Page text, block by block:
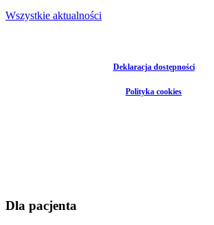
Wszystkie aktualności
Deklaracja dostępności
Polityka cookies
Dla pacjenta